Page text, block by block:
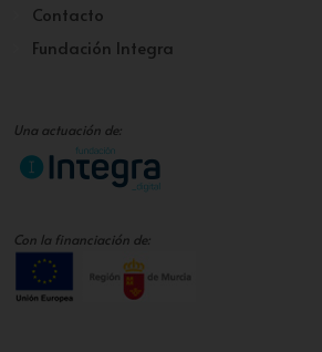
Contacto
Fundación Integra
Una actuación de:
Con la financiación de: